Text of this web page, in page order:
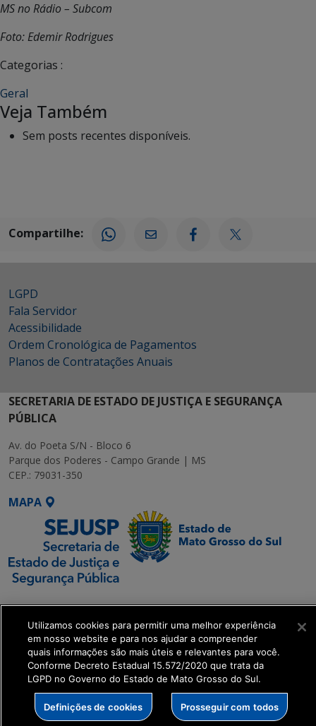
MS no Rádio – Subcom
Foto: Edemir Rodrigues
Categorias :
Geral
Veja Também
Sem posts recentes disponíveis.
Compartilhe:
LGPD
Fala Servidor
Acessibilidade
Ordem Cronológica de Pagamentos
Planos de Contratações Anuais
SECRETARIA DE ESTADO DE JUSTIÇA E SEGURANÇA
PÚBLICA
Av. do Poeta S/N - Bloco 6
Parque dos Poderes - Campo Grande | MS
CEP.: 79031-350
MAPA
SETDIG | Secretaria-
Executiva de
Transformação Digital
get_footer();
Utilizamos cookies para permitir uma melhor experiência
em nosso website e para nos ajudar a compreender
quais informações são mais úteis e relevantes para você.
Conforme Decreto Estadual 15.572/2020 que trata da
LGPD no Governo do Estado de Mato Grosso do Sul.
Definições de cookies Prosseguir com todos